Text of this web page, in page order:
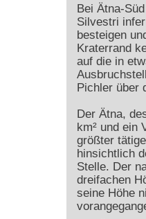
Bei Ätna-
Silvestri
besteigen
Kraterrand
auf die in
Pichler über
Der Ätna,
km² und ein
größter
hinsichtlich
Stelle. Der
dreifachen
seine Höhe